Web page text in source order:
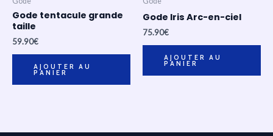
Gode tentacule grande
taille
59.90€
AJOUTER AU
PANIER
Gode Iris Arc-en-ciel
75.90€
AJOUTER AU
PANIER